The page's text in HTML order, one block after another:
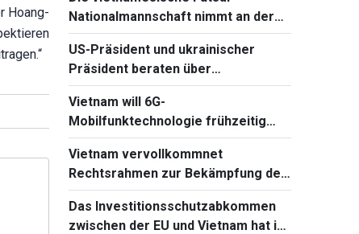
Hoang-
Nationalmannschaft nimmt an der
Continental Futsal Championship
2026 teil
US-Präsident und ukrainischer
Präsident beraten über
Wiederaufnahme von
Verhandlungen mit Russland
Vietnam will 6G-
Mobilfunktechnologie frühzeitig
beherrschen und einführen
Vietnam vervollkommnet
Rechtsrahmen zur Bekämpfung der
Verbreitung von
Massenvernichtungswaffen
Das Investitionsschutzabkommen
zwischen der EU und Vietnam hat in